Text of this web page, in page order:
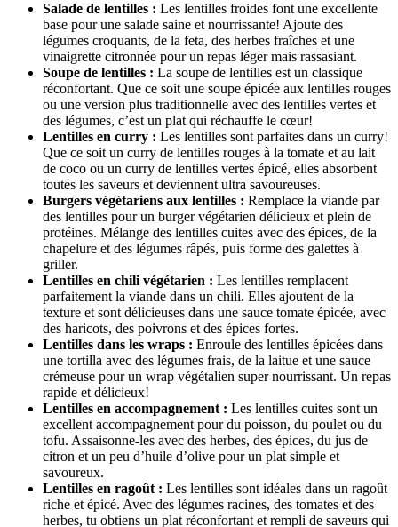
Salade de lentilles : Les lentilles froides font une excellente
base pour une salade saine et nourrissante! Ajoute des
légumes croquants, de la feta, des herbes fraîches et une
vinaigrette citronnée pour un repas léger mais rassasiant.
Soupe de lentilles : La soupe de lentilles est un classique
réconfortant. Que ce soit une soupe épicée aux lentilles rouges
ou une version plus traditionnelle avec des lentilles vertes et
des légumes, c’est un plat qui réchauffe le cœur!
Lentilles en curry : Les lentilles sont parfaites dans un curry!
Que ce soit un curry de lentilles rouges à la tomate et au lait
de coco ou un curry de lentilles vertes épicé, elles absorbent
toutes les saveurs et deviennent ultra savoureuses.
Burgers végétariens aux lentilles : Remplace la viande par
des lentilles pour un burger végétarien délicieux et plein de
protéines. Mélange des lentilles cuites avec des épices, de la
chapelure et des légumes râpés, puis forme des galettes à
griller.
Lentilles en chili végétarien : Les lentilles remplacent
parfaitement la viande dans un chili. Elles ajoutent de la
texture et sont délicieuses dans une sauce tomate épicée, avec
des haricots, des poivrons et des épices fortes.
Lentilles dans les wraps : Enroule des lentilles épicées dans
une tortilla avec des légumes frais, de la laitue et une sauce
crémeuse pour un wrap végétalien super nourrissant. Un repas
rapide et délicieux!
Lentilles en accompagnement : Les lentilles cuites sont un
excellent accompagnement pour du poisson, du poulet ou du
tofu. Assaisonne-les avec des herbes, des épices, du jus de
citron et un peu d’huile d’olive pour un plat simple et
savoureux.
Lentilles en ragoût : Les lentilles sont idéales dans un ragoût
riche et épicé. Avec des légumes racines, des tomates et des
herbes, tu obtiens un plat réconfortant et rempli de saveurs qui